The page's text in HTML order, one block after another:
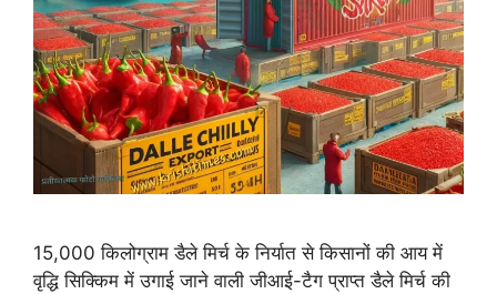
15,000 किलोग्राम डैले मिर्च के निर्यात से किसानों की आय में
वृद्धि सिक्किम में उगाई जाने वाली जीआई-टैग प्राप्त डैले मिर्च की